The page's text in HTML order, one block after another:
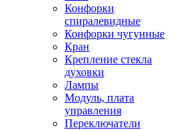
Конфорки
спиралевидные
Конфорки чугунные
Кран
Крепление стекла
духовки
Лампы
Модуль, плата
управления
Переключатели